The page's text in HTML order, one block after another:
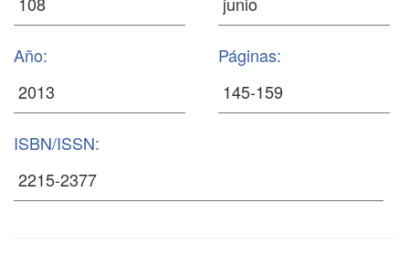
Año: Páginas:
ISBN/ISSN: